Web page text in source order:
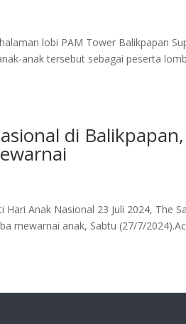
lobi PAM Tower Balikpapan
anak tersebut sebagai peserta
di
Anak Nasional 23 Juli 2024, The
mewarnai anak, Sabtu (27/7/